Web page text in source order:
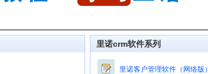
里诺crm软件系列
里诺客户管理软件（网络版）